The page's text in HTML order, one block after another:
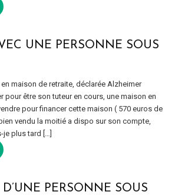
UNE PERSONNE SOUS
maison de retraite, déclarée Alzheimer
pour être son tuteur en cours, une maison en
pour financer cette maison ( 570 euros de
vendu la moitié a dispo sur son compte,
plus tard […]
PERSONNE SOUS